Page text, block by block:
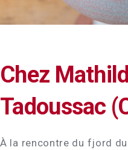
Chez
Tadoussac
À la rencontre du fjord